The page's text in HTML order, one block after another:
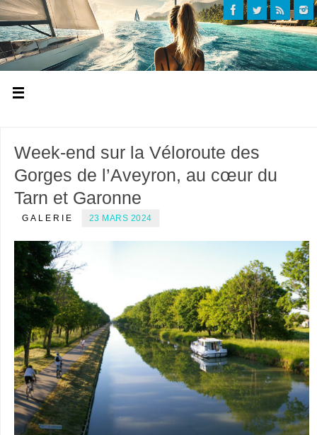
Week-end sur la Véloroute des
Gorges de l’Aveyron, au cœur du
Tarn et Garonne
GALERIE 23 MARS 2024